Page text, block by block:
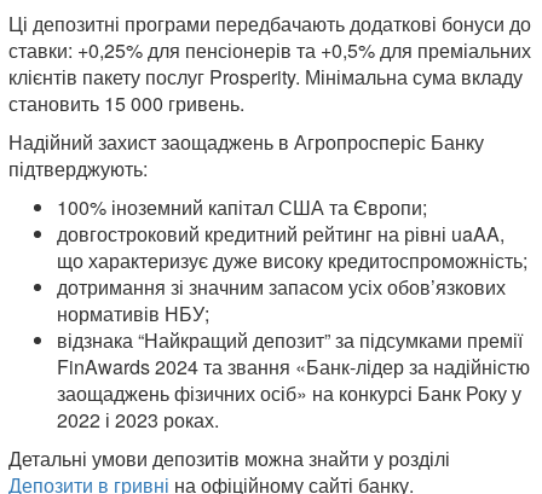
Ці депозитні програми передбачають додаткові бонуси до
ставки: +0,25% для пенсіонерів та +0,5% для преміальних
клієнтів пакету послуг Prosperity. Мінімальна сума вкладу
становить 15 000 гривень.
Надійний захист заощаджень в Агропросперіс Банку
підтверджують:
100% іноземний капітал США та Європи;
довгостроковий кредитний рейтинг на рівні uaAA,
що характеризує дуже високу кредитоспроможність;
дотримання зі значним запасом усіх обов’язкових
нормативів НБУ;
відзнака “Найкращий депозит” за підсумками премії
FinAwards 2024 та звання «Банк-лідер за надійністю
заощаджень фізичних осіб» на конкурсі Банк Року у
2022 і 2023 роках.
Детальні умови депозитів можна знайти у розділі
Депозити в гривні на офіційному сайті банку.